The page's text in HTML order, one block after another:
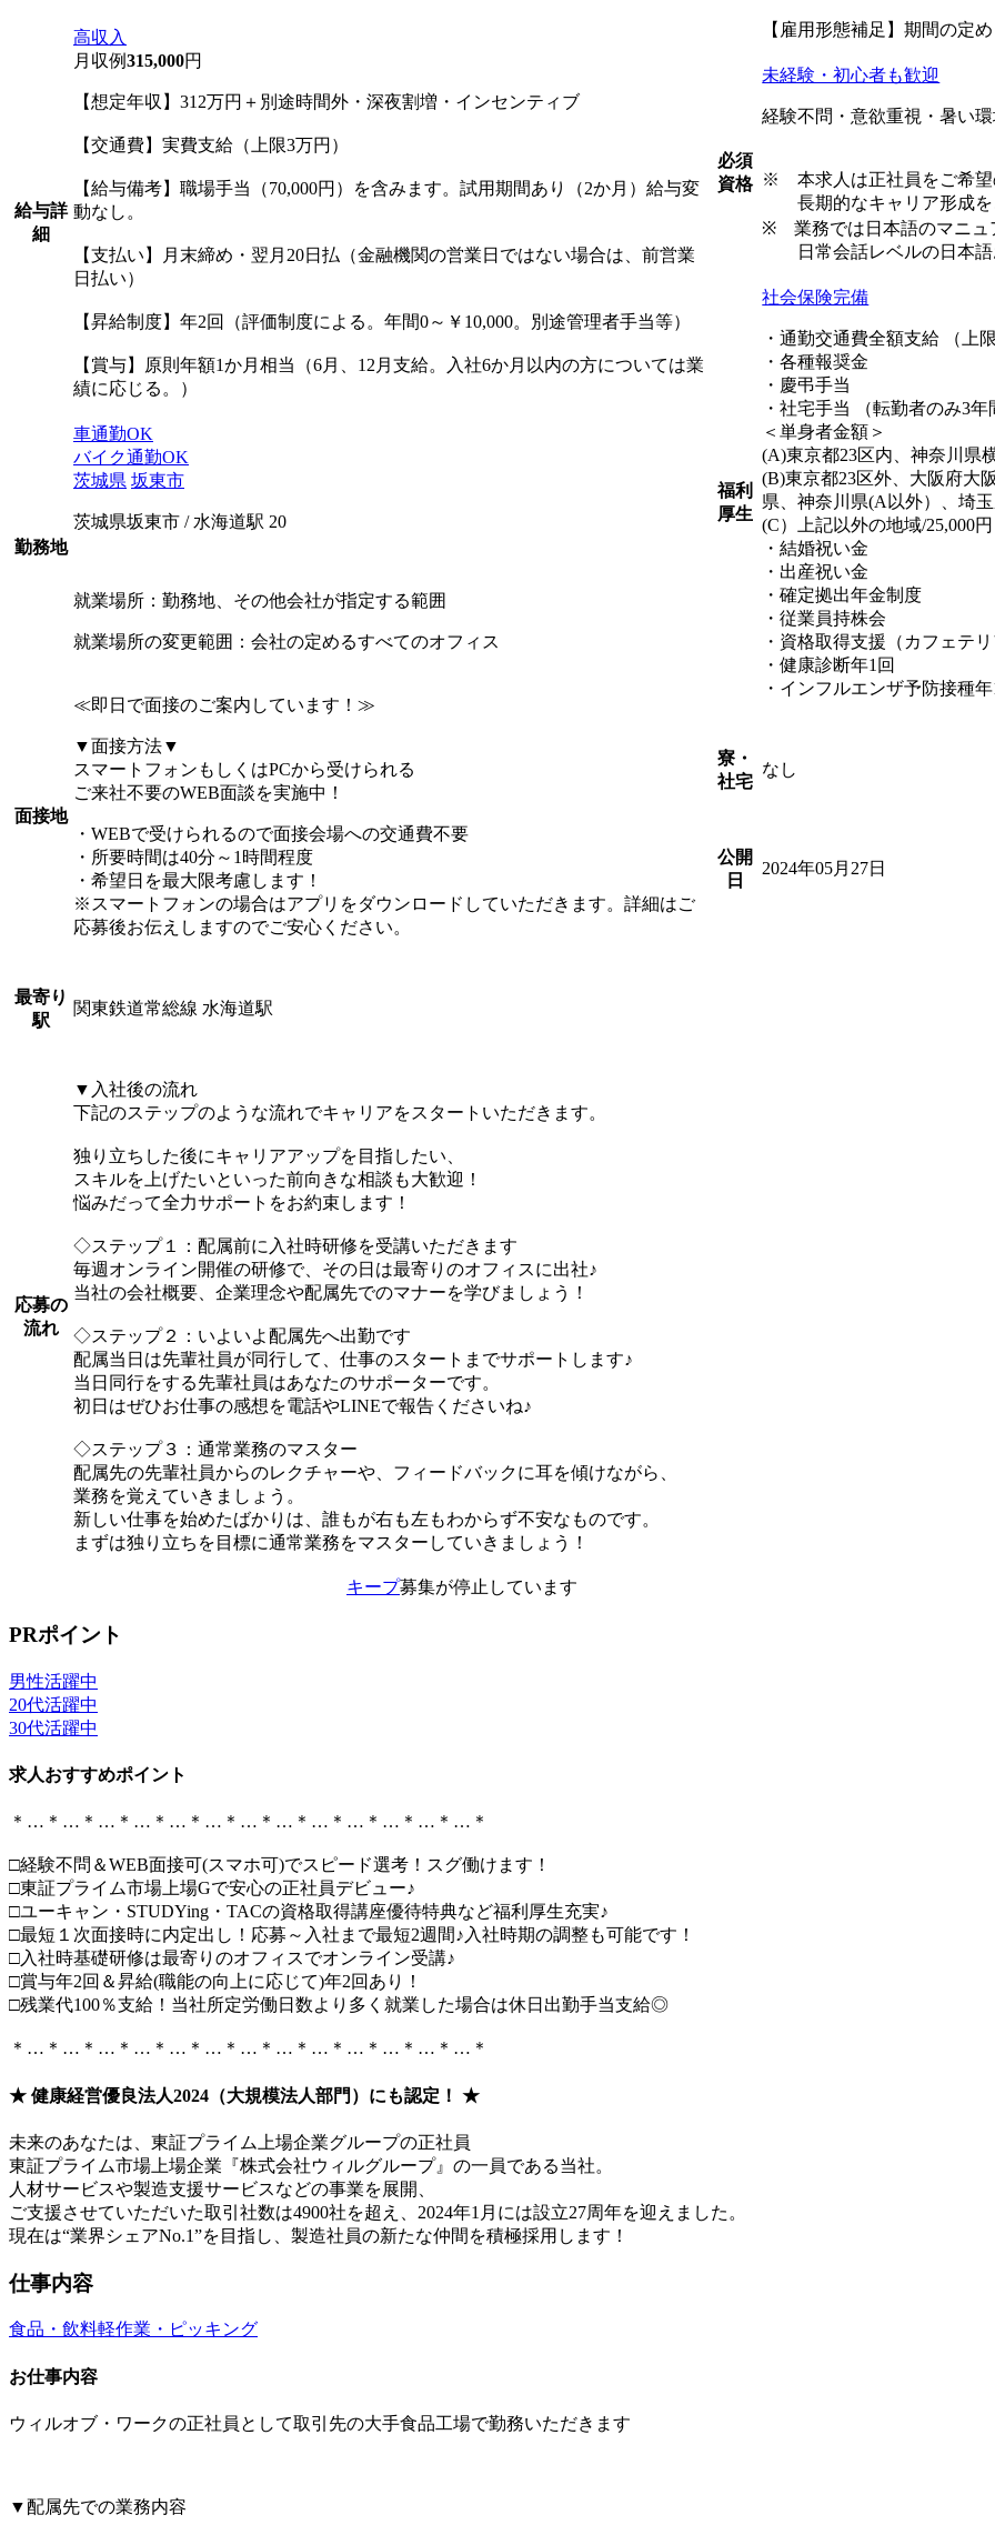
給与詳
細
高収入
月収例315,000円
【想定年収】312万円＋別途時間外・深夜割増・インセンティブ
【交通費】実費支給（上限3万円）
【給与備考】職場手当（70,000円）を含みます。試用期間あり（2か月）給与変
動なし。
【支払い】月末締め・翌月20日払（金融機関の営業日ではない場合は、前営業
日払い）
【昇給制度】年2回（評価制度による。年間0～￥10,000。別途管理者手当等）
【賞与】原則年額1か月相当（6月、12月支給。入社6か月以内の方については業
績に応じる。）
勤務地
車通勤OK
バイク通勤OK
茨城県 坂東市
茨城県坂東市 / 水海道駅 20
就業場所：勤務地、その他会社が指定する範囲
就業場所の変更範囲：会社の定めるすべてのオフィス
面接地
≪即日で面接のご案内しています！≫
▼面接方法▼
スマートフォンもしくはPCから受けられる
ご来社不要のWEB面談を実施中！
・WEBで受けられるので面接会場への交通費不要
・所要時間は40分～1時間程度
・希望日を最大限考慮します！
※スマートフォンの場合はアプリをダウンロードしていただきます。詳細はご
応募後お伝えしますのでご安心ください。
最寄り
駅
関東鉄道常総線 水海道駅
応募の
流れ
▼入社後の流れ
下記のステップのような流れでキャリアをスタートいただきます。
独り立ちした後にキャリアアップを目指したい、
スキルを上げたいといった前向きな相談も大歓迎！
悩みだって全力サポートをお約束します！
◇ステップ１：配属前に入社時研修を受講いただきます
毎週オンライン開催の研修で、その日は最寄りのオフィスに出社♪
当社の会社概要、企業理念や配属先でのマナーを学びましょう！
◇ステップ２：いよいよ配属先へ出勤です
配属当日は先輩社員が同行して、仕事のスタートまでサポートします♪
当日同行をする先輩社員はあなたのサポーターです。
初日はぜひお仕事の感想を電話やLINEで報告くださいね♪
◇ステップ３：通常業務のマスター
配属先の先輩社員からのレクチャーや、フィードバックに耳を傾けながら、
業務を覚えていきましょう。
新しい仕事を始めたばかりは、誰もが右も左もわからず不安なものです。
まずは独り立ちを目標に通常業務をマスターしていきましょう！
【雇用形態補足】期間の定
必須
資格
未経験・初心者も歓迎
経験不問・意欲重視・暑い
※ 本求人は正社員をご希望
長期的なキャリア形成を
※ 業務では日本語のマニュ
日常会話レベルの日本語
福利
厚生
社会保険完備
・通勤交通費全額支給 （上
・各種報奨金
・慶弔手当
・社宅手当 （転勤者のみ3
＜単身者金額＞
(A)東京都23区内、神奈川県
(B)東京都23区外、大阪府大
県、神奈川県(A以外）、埼
(C）上記以外の地域/25,000円
・結婚祝い金
・出産祝い金
・確定拠出年金制度
・従業員持株会
・資格取得支援（カフェテ
・健康診断年1回
・インフルエンザ予防接種
寮・
社宅
なし
公開
日
2024年05月27日
キープ募集が停止しています
PRポイント
男性活躍中
20代活躍中
30代活躍中
求人おすすめポイント
＊…＊…＊…＊…＊…＊…＊…＊…＊…＊…＊…＊…＊…＊
□経験不問＆WEB面接可(スマホ可)でスピード選考！スグ働けます！
□東証プライム市場上場Gで安心の正社員デビュー♪
□ユーキャン・STUDYing・TACの資格取得講座優待特典など福利厚生充実♪
□最短１次面接時に内定出し！応募～入社まで最短2週間♪入社時期の調整も可能です！
□入社時基礎研修は最寄りのオフィスでオンライン受講♪
□賞与年2回＆昇給(職能の向上に応じて)年2回あり！
□残業代100％支給！当社所定労働日数より多く就業した場合は休日出勤手当支給◎
＊…＊…＊…＊…＊…＊…＊…＊…＊…＊…＊…＊…＊…＊
★ 健康経営優良法人2024（大規模法人部門）にも認定！ ★
未来のあなたは、東証プライム上場企業グループの正社員
東証プライム市場上場企業『株式会社ウィルグループ』の一員である当社。
人材サービスや製造支援サービスなどの事業を展開、
ご支援させていただいた取引社数は4900社を超え、2024年1月には設立27周年を迎えました。
現在は“業界シェアNo.1”を目指し、製造社員の新たな仲間を積極採用します！
仕事内容
食品・飲料軽作業・ピッキング
お仕事内容
ウィルオブ・ワークの正社員として取引先の大手食品工場で勤務いただきます
▼配属先での業務内容